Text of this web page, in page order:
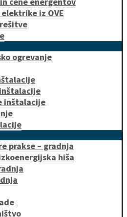
iz OVE
ogrevanje
inštalacije
prakse – gradnja
hiša